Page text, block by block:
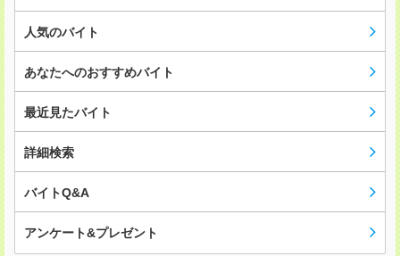
人気のバイト
あなたへのおすすめバイト
最近見たバイト
詳細検索
バイトQ&A
アンケート&プレゼント